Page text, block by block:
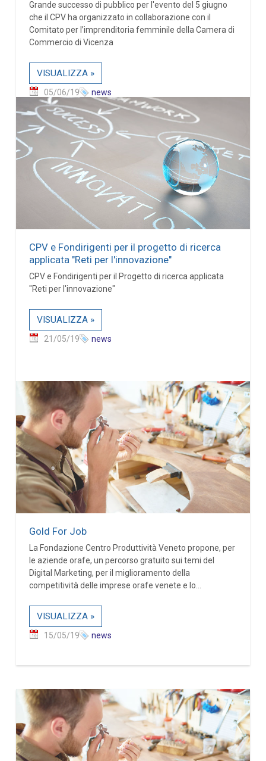
Grande successo di pubblico per l'evento del 5 giugno
che il CPV ha organizzato in collaborazione con il
Comitato per l’imprenditoria femminile della Camera di
Commercio di Vicenza
VISUALIZZA »
05/06/19 news
CPV e Fondirigenti per il progetto di ricerca
applicata "Reti per l'innovazione"
CPV e Fondirigenti per il Progetto di ricerca applicata
"Reti per l'innovazione"
VISUALIZZA »
21/05/19 news
Gold For Job
La Fondazione Centro Produttività Veneto propone, per
le aziende orafe, un percorso gratuito sui temi del
Digital Marketing, per il miglioramento della
competitività delle imprese orafe venete e lo...
VISUALIZZA »
15/05/19 news